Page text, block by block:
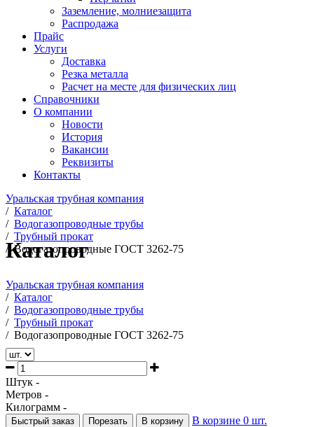
Заземление, молниезащита
Распродажа
Прайс
Услуги
Доставка
Резка металла
Расчет на месте для физических лиц
Справочники
О компании
Новости
История
Вакансии
Реквизиты
Контакты
Уральская трубная компания
/ Каталог
/ Водогазопроводные трубы
/ Трубный прокат
/ Водогазопроводные ГОСТ 3262-75
Каталог
Уральская трубная компания
/ Каталог
/ Водогазопроводные трубы
/ Трубный прокат
/ Водогазопроводные ГОСТ 3262-75
Штук -
Метров -
Килограмм -
Быстрый заказ Порезать В корзину В корзине 0 шт.